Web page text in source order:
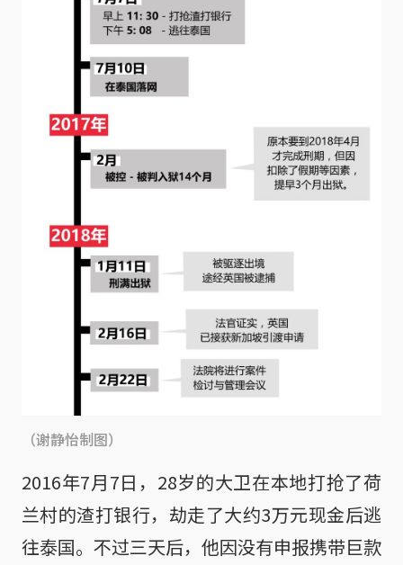
（谢静怡制图）
2016年7月7日，28岁的大卫在本地打抢了荷
兰村的渣打银行，劫走了大约3万元现金后逃
往泰国。不过三天后，他因没有申报携带巨款